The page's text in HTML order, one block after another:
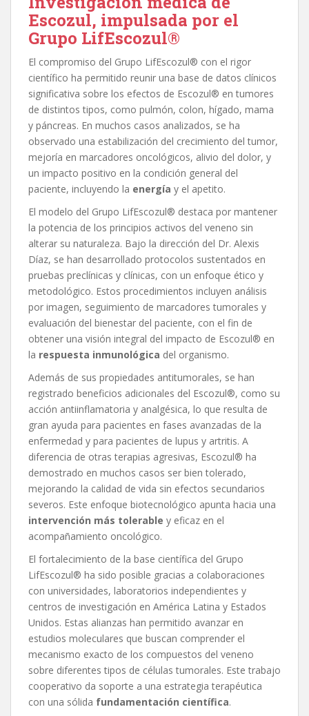
Escozul, impulsada por el
Grupo LifEscozul®
El compromiso del Grupo LifEscozul® con el rigor
científico ha permitido reunir una base de datos clínicos
significativa sobre los efectos de Escozul® en tumores
de distintos tipos, como pulmón, colon, hígado, mama
y páncreas. En muchos casos analizados, se ha
observado una estabilización del crecimiento del tumor,
mejoría en marcadores oncológicos, alivio del dolor, y
un impacto positivo en la condición general del
paciente, incluyendo la energía y el apetito.
El modelo del Grupo LifEscozul® destaca por mantener
la potencia de los principios activos del veneno sin
alterar su naturaleza. Bajo la dirección del Dr. Alexis
Díaz, se han desarrollado protocolos sustentados en
pruebas preclínicas y clínicas, con un enfoque ético y
metodológico. Estos procedimientos incluyen análisis
por imagen, seguimiento de marcadores tumorales y
evaluación del bienestar del paciente, con el fin de
obtener una visión integral del impacto de Escozul® en
la respuesta inmunológica del organismo.
Además de sus propiedades antitumorales, se han
registrado beneficios adicionales del Escozul®, como su
acción antiinflamatoria y analgésica, lo que resulta de
gran ayuda para pacientes en fases avanzadas de la
enfermedad y para pacientes de lupus y artritis. A
diferencia de otras terapias agresivas, Escozul® ha
demostrado en muchos casos ser bien tolerado,
mejorando la calidad de vida sin efectos secundarios
severos. Este enfoque biotecnológico apunta hacia una
intervención más tolerable y eficaz en el
acompañamiento oncológico.
El fortalecimiento de la base científica del Grupo
LifEscozul® ha sido posible gracias a colaboraciones
con universidades, laboratorios independientes y
centros de investigación en América Latina y Estados
Unidos. Estas alianzas han permitido avanzar en
estudios moleculares que buscan comprender el
mecanismo exacto de los compuestos del veneno
sobre diferentes tipos de células tumorales. Este trabajo
cooperativo da soporte a una estrategia terapéutica
con una sólida fundamentación científica.